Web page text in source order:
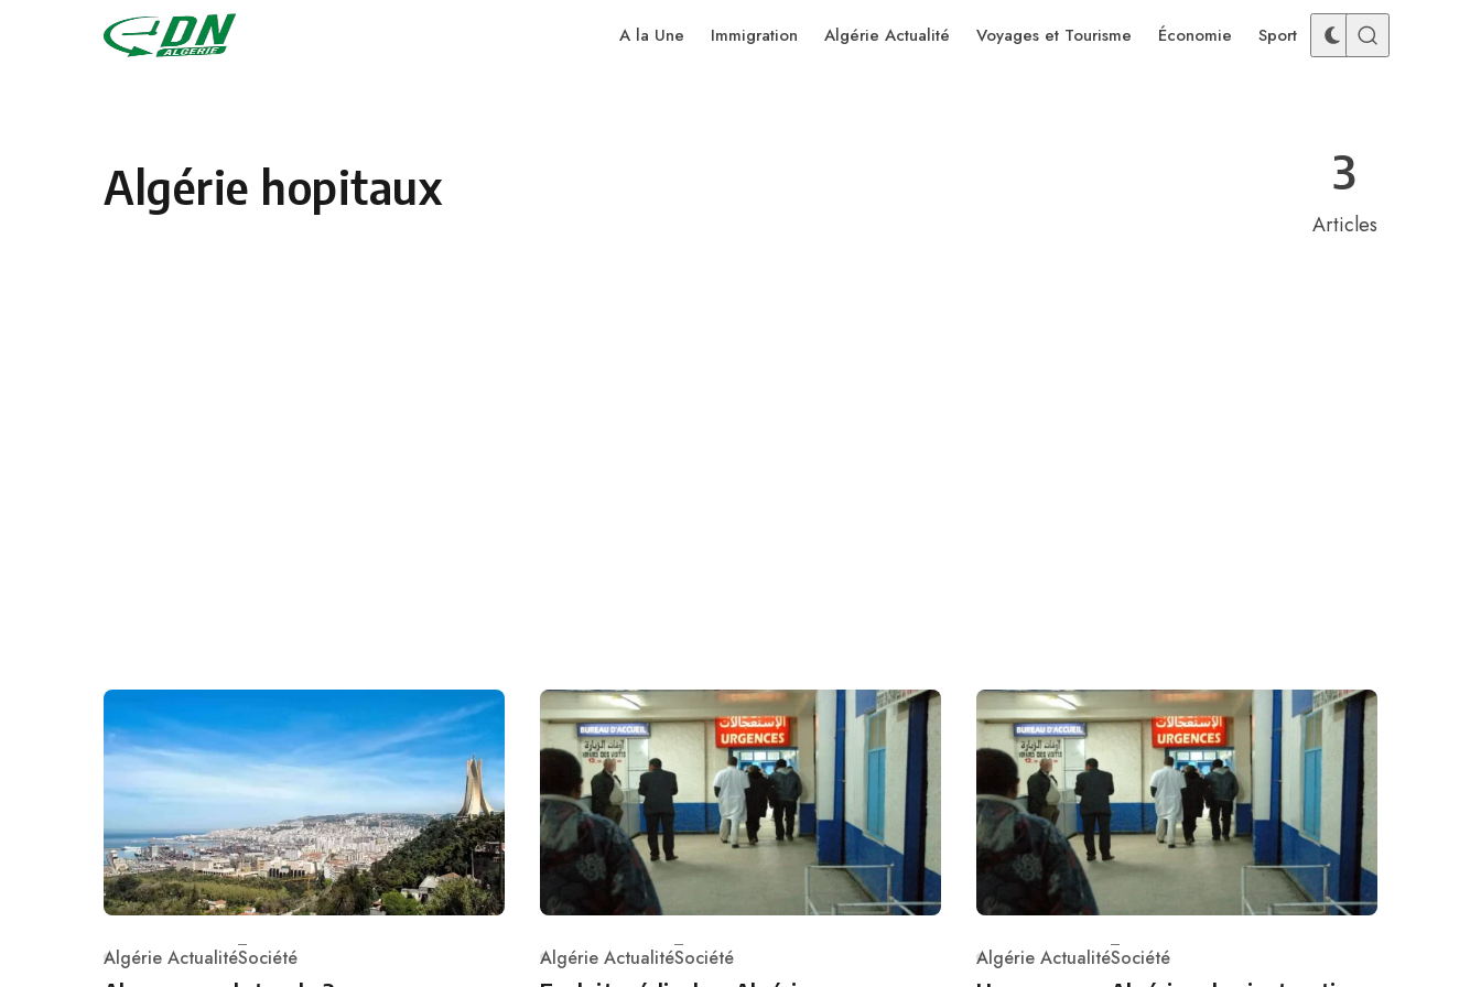
Skip to content
A la Une Immigration Algérie Actualité Voyages et Tourisme Économie Sport
Algérie hopitaux 3
Articles
Category
Algérie ActualitéSociété Category
Algérie ActualitéSociété Category
Algérie ActualitéSociété